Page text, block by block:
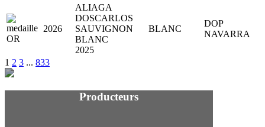
2026
ALIAGA
DOSCARLOS
SAUVIGNON
BLANC
2025
BLANC
DOP
NAVARRA
1 2 3 ... 833
Producteurs